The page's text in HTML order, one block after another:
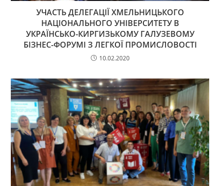
УЧАСТЬ ДЕЛЕГАЦІЇ ХМЕЛЬНИЦЬКОГО
НАЦІОНАЛЬНОГО УНІВЕРСИТЕТУ В
УКРАЇНСЬКО-КИРГИЗЬКОМУ ГАЛУЗЕВОМУ
БІЗНЕС-ФОРУМІ З ЛЕГКОЇ ПРОМИСЛОВОСТІ
10.02.2020